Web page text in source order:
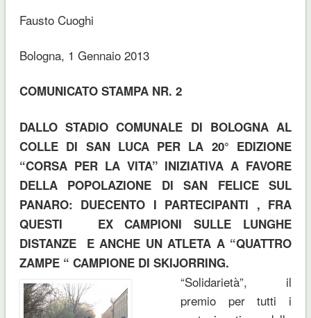
Fausto Cuoghi
Bologna, 1 Gennaio 2013
COMUNICATO STAMPA NR. 2
DALLO STADIO COMUNALE DI BOLOGNA AL
COLLE DI SAN LUCA PER LA 20° EDIZIONE
“CORSA PER LA VITA” INIZIATIVA A FAVORE
DELLA POPOLAZIONE DI SAN FELICE SUL
PANARO: DUECENTO I PARTECIPANTI , FRA
QUESTI EX CAMPIONI SULLE LUNGHE
DISTANZE E ANCHE UN ATLETA A “QUATTRO
ZAMPE “ CAMPIONE DI SKIJORRING.
“Solidarietà”, il
premio per tutti i